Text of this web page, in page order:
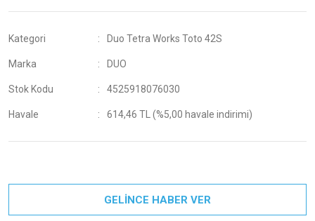
Kategori Duo Tetra Works Toto 42S
Marka DUO
Stok Kodu 4525918076030
Havale 614,46 TL (%5,00 havale indirimi)
GELİNCE HABER VER